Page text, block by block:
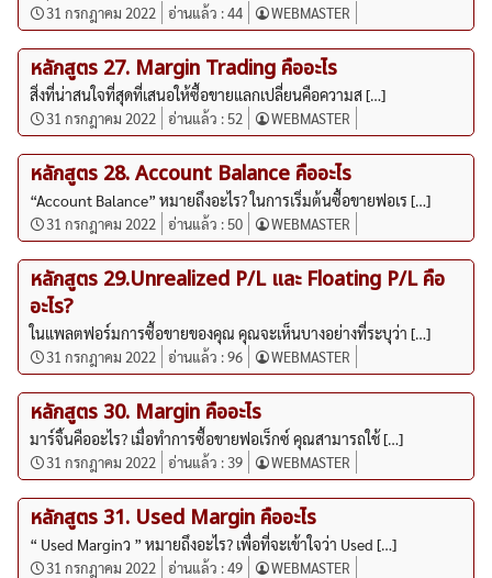
31 กรกฎาคม 2022 อ่านแล้ว :44 WEBMASTER
หลักสูตร 27. Margin Trading คืออะไร
สิ่งที่น่าสนใจที่สุดที่เสนอให้ซื้อขายแลกเปลี่ยนคือความส […]
31 กรกฎาคม 2022 อ่านแล้ว :52 WEBMASTER
หลักสูตร 28. Account Balance คืออะไร
“Account Balance” หมายถึงอะไร? ในการเริ่มต้นซื้อขายฟอเร […]
31 กรกฎาคม 2022 อ่านแล้ว :50 WEBMASTER
หลักสูตร 29.Unrealized P/L และ Floating P/L คือ
อะไร?
ในแพลตฟอร์มการซื้อขายของคุณ คุณจะเห็นบางอย่างที่ระบุว่า […]
31 กรกฎาคม 2022 อ่านแล้ว :96 WEBMASTER
หลักสูตร 30. Margin คืออะไร
มาร์จิ้นคืออะไร? เมื่อทำการซื้อขายฟอเร็กซ์ คุณสามารถใช้ […]
31 กรกฎาคม 2022 อ่านแล้ว :39 WEBMASTER
หลักสูตร 31. Used Margin คืออะไร
“ Used Marginว ” หมายถึงอะไร? เพื่อที่จะเข้าใจว่า Used […]
31 กรกฎาคม 2022 อ่านแล้ว :49 WEBMASTER